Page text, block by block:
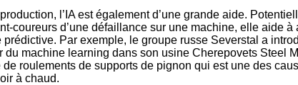
l’IA est également d’une grande aide.
coureurs d’une défaillance sur une machine, elle aide à
Par exemple, le groupe russe Severstal a
machine learning dans son usine Cherepovets Steel
roulements de supports de pignon qui est une des
à chaud.